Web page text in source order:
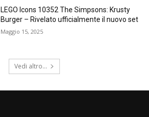
LEGO Icons 10352 The Simpsons: Krusty
Burger – Rivelato ufficialmente il nuovo set
Maggio 15, 2025
Vedi altro...